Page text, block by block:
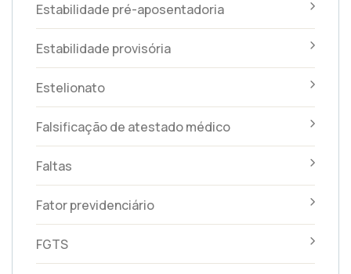
Estabilidade pré-aposentadoria
Estabilidade provisória
Estelionato
Falsificação de atestado médico
Faltas
Fator previdenciário
FGTS